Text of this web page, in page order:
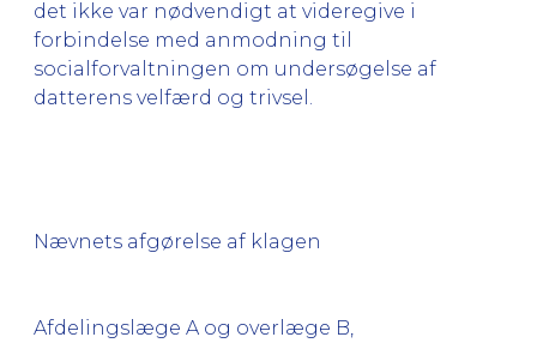
det ikke var nødvendigt at videregive i
forbindelse med anmodning til
socialforvaltningen om undersøgelse af
datterens velfærd og trivsel.
Nævnets afgørelse af klagen
Afdelingslæge A og overlæge B,